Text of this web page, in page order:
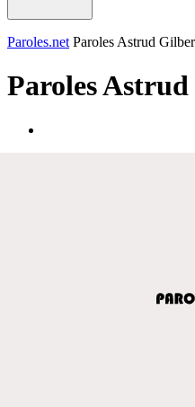
Paroles.net Paroles Astrud
Paroles